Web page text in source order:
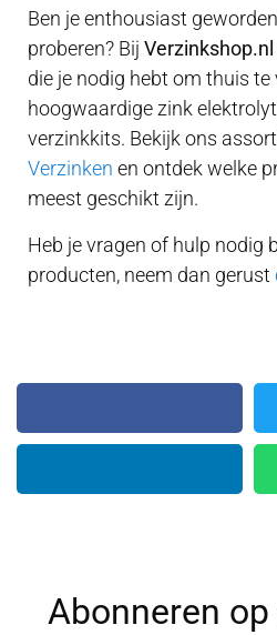
Ben je enthousiast
proberen? Bij Verzinkshop.nl
die je nodig hebt om thuis te
hoogwaardige zink
verzinkkits. Bekijk ons
Verzinken en ontdek welke
meest geschikt zijn.
Heb je vragen of hulp nodig
producten, neem dan gerust
Abonneren